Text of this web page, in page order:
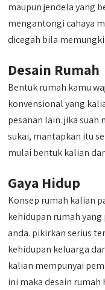
maupun jendela yang
mengantongi cahaya
dicegah bila
Desain Rumah
Bentuk rumah kamu
konvensional yang
pesanan lain. jika
sukai, mantapkan itu
mulai bentuk kalian
Gaya Hidup
Konsep rumah kalian
kehidupan rumah
anda. pikirkan serius
kehidupan keluarga
kalian mempunyai
ini maka desain